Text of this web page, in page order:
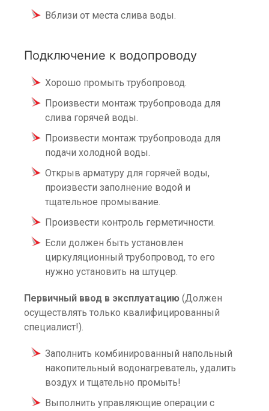
Вблизи от места слива воды.
Подключение к водопроводу
Хорошо промыть трубопровод.
Произвести монтаж трубопровода для
слива горячей воды.
Произвести монтаж трубопровода для
подачи холодной воды.
Открыв арматуру для горячей воды,
произвести заполнение водой и
тщательное промывание.
Произвести контроль герметичности.
Если должен быть установлен
циркуляционный трубопровод, то его
нужно установить на штуцер.
Первичный ввод в эксплуатацию (Должен
осуществлять только квалифицированный
специалист!).
Заполнить комбинированный напольный
накопительный водонагреватель, удалить
воздух и тщательно промыть!
Выполнить управляющие операции с